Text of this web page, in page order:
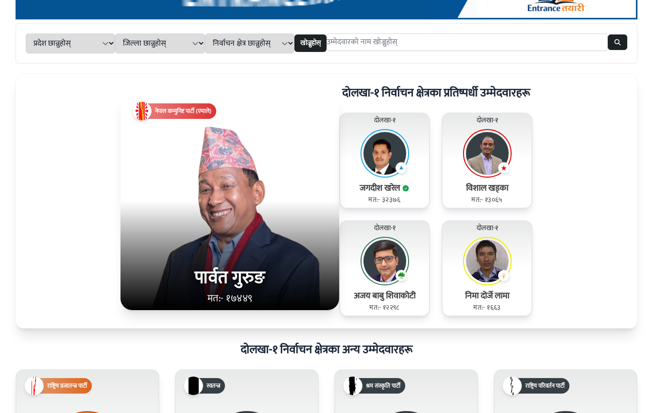
खोज्नुहोस् Search candidates
पार्वत गुरुङ
मत:- १७४४९
नेपाल कम्युनिष्ट पार्टी (एमाले)
दोलखा-१ निर्वाचन क्षेत्रका प्रतिष्पर्धी उम्मेदवारहरू
दोलखा-१
जगदीश खरेल
मत:- ३२३७६
दोलखा-१
विशाल खड्का
मत:- १३०६५
दोलखा-१
अजय बाबु शिवाकोटी
मत:- १२२९८
दोलखा-१
निमा दोर्जे लामा
मत:- १६६३
दोलखा-१ निर्वाचन क्षेत्रका अन्य उम्मेदवारहरू
राष्ट्रिय प्रजातन्त्र पार्टी स्वतन्त्र श्रम संस्कृति पार्टी राष्ट्रिय परिवर्तन पार्टी